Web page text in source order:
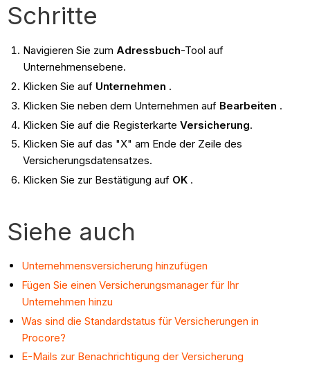
Schritte
Navigieren Sie zum Adressbuch-Tool auf
Unternehmensebene.
Klicken Sie auf Unternehmen .
Klicken Sie neben dem Unternehmen auf Bearbeiten .
Klicken Sie auf die Registerkarte Versicherung.
Klicken Sie auf das "X" am Ende der Zeile des
Versicherungsdatensatzes.
Klicken Sie zur Bestätigung auf OK.
Siehe auch
Unternehmensversicherung hinzufügen
Fügen Sie einen Versicherungsmanager für Ihr
Unternehmen hinzu
Was sind die Standardstatus für Versicherungen in
Procore?
E-Mails zur Benachrichtigung der Versicherung